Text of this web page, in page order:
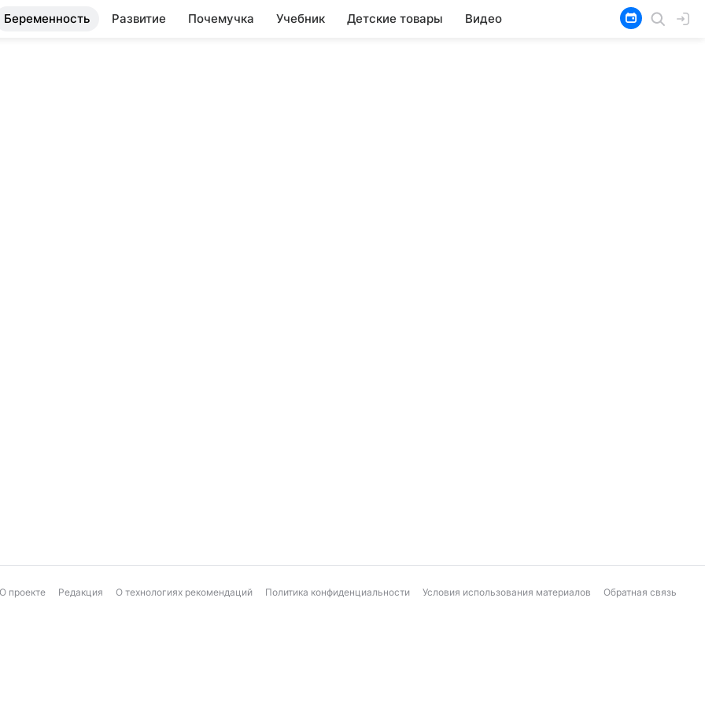
Беременность Развитие Почемучка Учебник Детские товары Видео
О проекте Редакция О технологиях рекомендаций Политика конфиденциальности Условия использования материалов Обратная связь